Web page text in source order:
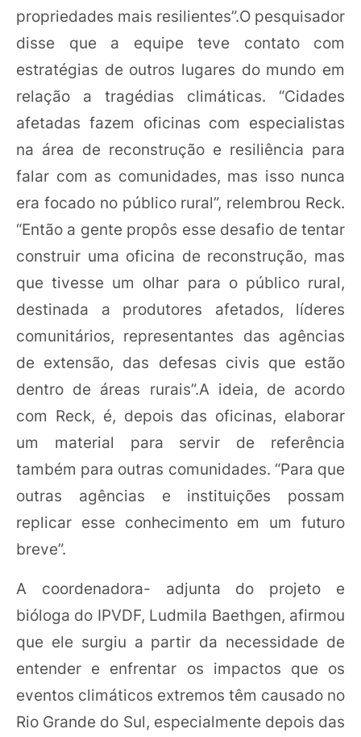
propriedades mais resilientes”.O pesquisador
disse que a equipe teve contato com
estratégias de outros lugares do mundo em
relação a tragédias climáticas. “Cidades
afetadas fazem oficinas com especialistas
na área de reconstrução e resiliência para
falar com as comunidades, mas isso nunca
era focado no público rural”, relembrou Reck.
“Então a gente propôs esse desafio de tentar
construir uma oficina de reconstrução, mas
que tivesse um olhar para o público rural,
destinada a produtores afetados, líderes
comunitários, representantes das agências
de extensão, das defesas civis que estão
dentro de áreas rurais”.A ideia, de acordo
com Reck, é, depois das oficinas, elaborar
um material para servir de referência
também para outras comunidades. “Para que
outras agências e instituições possam
replicar esse conhecimento em um futuro
breve”.
A coordenadora- adjunta do projeto e
bióloga do IPVDF, Ludmila Baethgen, afirmou
que ele surgiu a partir da necessidade de
entender e enfrentar os impactos que os
eventos climáticos extremos têm causado no
Rio Grande do Sul, especialmente depois das